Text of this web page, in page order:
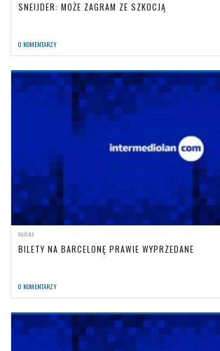
SNEIJDER: MOŻE ZAGRAM ZE SZKOCJĄ
0 KOMENTARZY
OGÓLNA
BILETY NA BARCELONĘ PRAWIE WYPRZEDANE
0 KOMENTARZY